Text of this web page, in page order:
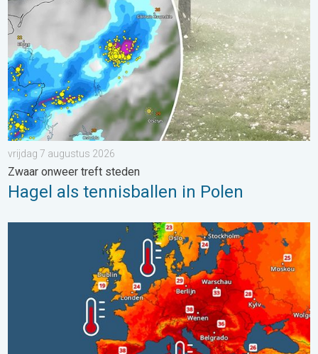
vrijdag 7 augustus 2026
Zwaar onweer treft steden
Hagel als tennisballen in Polen
Europese zeeën zijn ongewoon warm. Tot 30 graden. . .